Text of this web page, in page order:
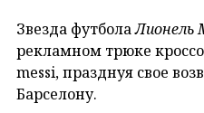
Звезда футболаЛионель
рекламном трюке
messi, празднуя свое
Барселону.